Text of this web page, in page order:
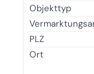
Objekttyp
PLZ
Ort